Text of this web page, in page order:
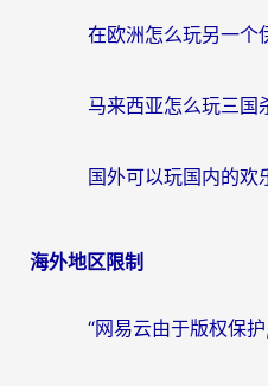
海外地区限制